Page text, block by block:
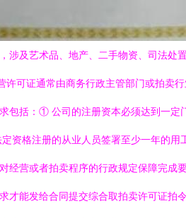
涉及艺术品、地产、二手物资、司法
可证通常由商务行政主管部门或拍卖
包括：① 公司的注册资本必须达到一
资格注册的从业人员签署至少一年的
经营或者拍卖程序的行政规定保障完
才能发给合同提交综合取拍卖许可证